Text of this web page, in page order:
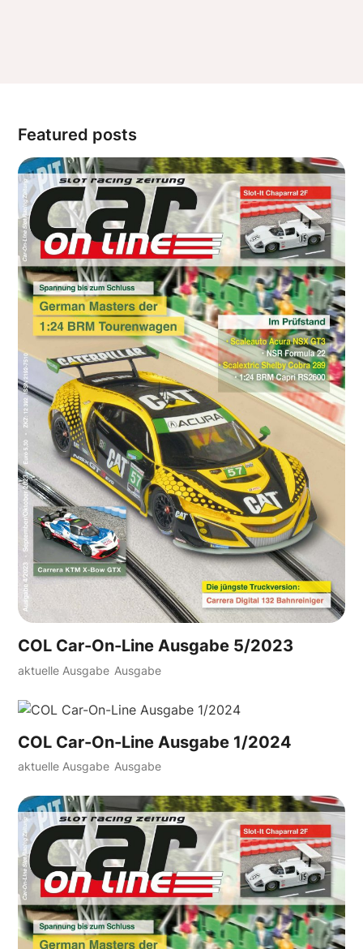
Featured posts
COL Car-On-Line Ausgabe 5/2023
aktuelle Ausgabe Ausgabe
COL Car-On-Line Ausgabe 1/2024
aktuelle Ausgabe Ausgabe